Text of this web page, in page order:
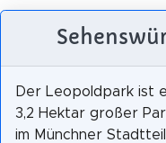
Der Leopoldpark ist
3,2 Hektar großer
im Münchner Stadtteil